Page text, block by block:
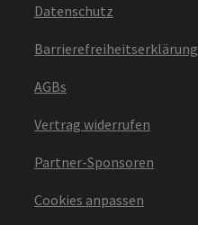
Datenschutz
Barrierefreiheitserklärung
AGBs
Vertrag widerrufen
Partner-Sponsoren
Cookies anpassen